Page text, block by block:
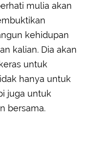
mulia akan
kehidupan
kalian. Dia akan
untuk
hanya untuk
juga untuk
bersama.